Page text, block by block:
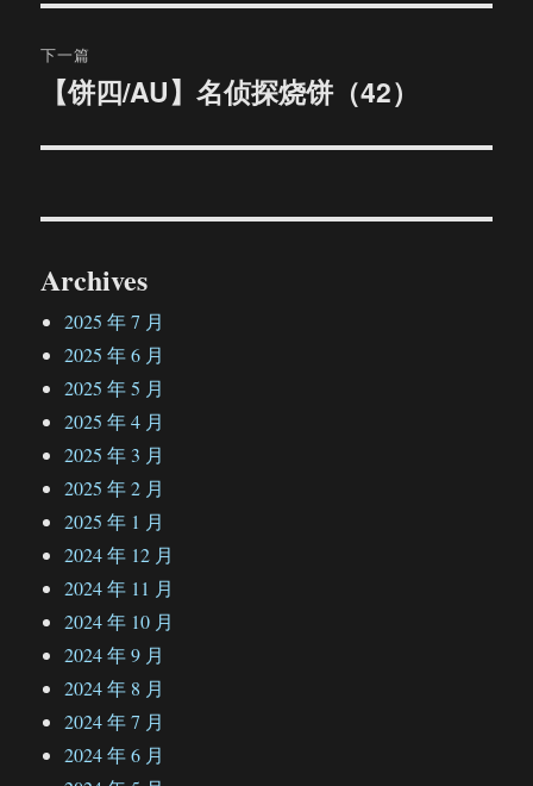
航
文
章：
下一篇
文
【饼四/AU】名侦探烧饼（42）
Archives
2025 年 7 月
2025 年 6 月
2025 年 5 月
2025 年 4 月
2025 年 3 月
2025 年 2 月
2025 年 1 月
2024 年 12 月
2024 年 11 月
2024 年 10 月
2024 年 9 月
2024 年 8 月
2024 年 7 月
2024 年 6 月